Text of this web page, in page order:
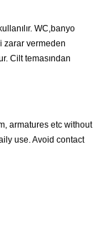
WC,banyo
zarar vermeden
Cilt temasından
armatures etc without
use. Avoid contact